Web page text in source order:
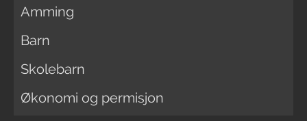
Amming
Barn
Skolebarn
Økonomi og permisjon